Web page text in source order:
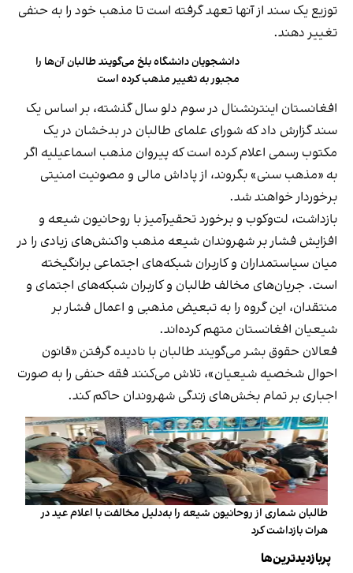
توزیع یک سند از آنها تعهد گرفته است تا مذهب خود را به حنفی
تغییر دهند.
دانشجویان دانشگاه بلخ می‌گویند طالبان آن‌ها را
مجبور به تغییر مذهب کرده است
افغانستان اینترنشنال در سوم دلو سال گذشته، بر اساس یک
سند گزارش داد که شورای علمای طالبان در بدخشان در یک
مکتوب رسمی اعلام کرده است که پیروان مذهب اسماعیلیه اگر
به «مذهب سنی» بگروند، از پاداش مالی و مصونیت امنیتی
برخوردار خواهند شد.
بازداشت، لت‌وکوب و برخورد تحقیرآمیز با روحانیون شیعه و
افزایش فشار بر شهروندان شیعه مذهب واکنش‌های زیادی را در
میان سیاستمداران و کاربران شبکه‌های اجتماعی برانگیخته
است. جریان‌های مخالف طالبان و کاربران شبکه‌های اجتمای و
منتقدان، این گروه را به تبعیض مذهبی و اعمال فشار بر
شیعیان افغانستان متهم کرده‌اند.
فعالان حقوق بشر می‌گویند طالبان با نادیده گرفتن «قانون
احوال شخصیه شیعیان»، تلاش می‌کنند فقه حنفی را به صورت
اجباری بر تمام بخش‌های زندگی شهروندان حاکم کند.
طالبان شماری از روحانیون شیعه را به‌دلیل مخالفت با اعلام عید در
هرات بازداشت کرد
پربازدیدترین‌ها